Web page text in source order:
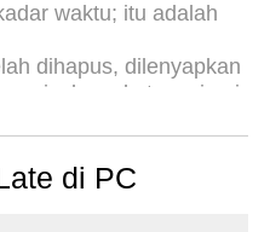
waktu; itu adalah
dihapus, dilenyapkan
sketsa mimpi
datang di ""The Grey"",
bata dan debu yang
di PC